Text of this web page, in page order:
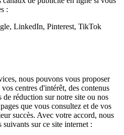
:
LinkedIn, Pinterest, TikTok
nous pouvons vous proposer
centres d'intérêt, des contenus
de réduction sur notre site ou nos
que vous consultez et de vos
succès. Avec votre accord, nous
sur ce site internet :